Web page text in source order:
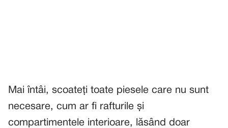
Mai întâi, scoateți toate piesele care nu sunt
necesare, cum ar fi rafturile și
compartimentele interioare, lăsând doar